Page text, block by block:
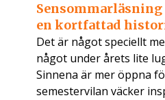
en kortfattad
Det är något speciellt
något under årets lite
Sinnena är mer öppna
semestervilan väcker